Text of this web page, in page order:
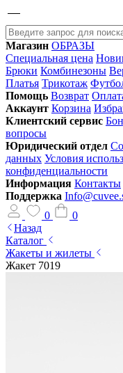
Магазин ОБРАЗЫ
Специальная цена
Брюки Комбинезоны
Платья Трикотаж
Помощь Возврат
Аккаунт Корзина
Клиентский сервис
вопросы
Юридический отдел
данных Условия
конфиденциальности
Информация Контакты
Поддержка
0
0
Назад
Каталог
Жакеты и жилеты
Жакет 7019